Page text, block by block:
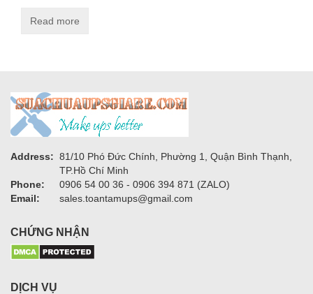
Read more
Address: 81/10 Phó Đức Chính, Phường 1, Quận Bình Thạnh,
TP.Hồ Chí Minh
Phone:
0906 54 00 36 - 0906 394 871 (ZALO)
Email:
sales.toantamups@gmail.com
CHỨNG NHẬN
DỊCH VỤ